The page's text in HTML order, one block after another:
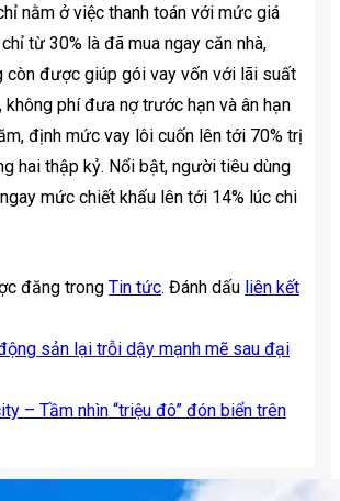
nằm ở việc thanh toán với mức giá
từ 30% là đã mua ngay căn nhà,
còn được giúp gói vay vốn với lãi suất
phí đưa nợ trước hạn và ân hạn
định mức vay lôi cuốn lên tới 70% trị
hai thập kỷ. Nổi bật, người tiêu dùng
mức chiết khấu lên tới 14% lúc chi
đăng trong Tin tức. Đánh dấu liên kết
sản lại trỗi dậy mạnh mẽ sau đại
– Tầm nhìn “triệu đô” đón biển trên